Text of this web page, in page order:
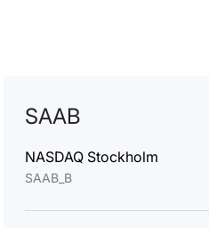
SAAB
NASDAQ Stockholm
SAAB_B